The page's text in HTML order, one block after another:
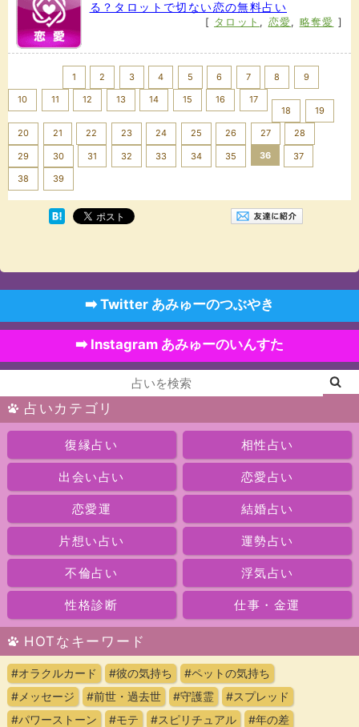
る？タロットで切ない恋の無料占い
[ タロット , 恋愛, 略奪愛 ]
1 2 3 4 5 6 7 8 9
10 11 12 13 14 15 16
17
18
19
20 21 22 23 24 25 26 27 28
29 30 31 32 33 34 35 36 37
38 39
➡️ Twitter あみゅーのつぶやき
➡️ Instagram あみゅーのいんすた
占いカテゴリ
復縁占い 相性占い
出会い占い 恋愛占い
恋愛運 結婚占い
片想い占い 運勢占い
不倫占い 浮気占い
性格診断 仕事・金運
HOTなキーワード
#オラクルカード #彼の気持ち
#ペットの気持ち
#メッセージ
#前世・過去世 #守護霊
#スプレッド
#パワーストーン
#モテ #スピリチュアル
#年の差